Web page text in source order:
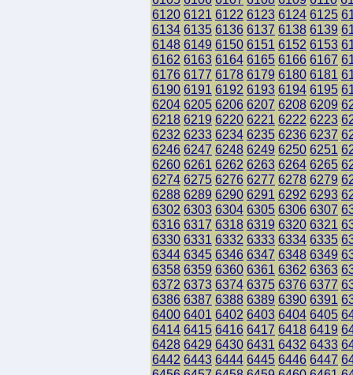
6120 6121 6122 6123 6124 6125
6134 6135 6136 6137 6138 6139
6148 6149 6150 6151 6152 6153
6162 6163 6164 6165 6166 6167
6176 6177 6178 6179 6180 6181
6190 6191 6192 6193 6194 6195
6204 6205 6206 6207 6208 6209
6218 6219 6220 6221 6222 6223
6232 6233 6234 6235 6236 6237
6246 6247 6248 6249 6250 6251
6260 6261 6262 6263 6264 6265
6274 6275 6276 6277 6278 6279
6288 6289 6290 6291 6292 6293
6302 6303 6304 6305 6306 6307
6316 6317 6318 6319 6320 6321
6330 6331 6332 6333 6334 6335
6344 6345 6346 6347 6348 6349
6358 6359 6360 6361 6362 6363
6372 6373 6374 6375 6376 6377
6386 6387 6388 6389 6390 6391
6400 6401 6402 6403 6404 6405
6414 6415 6416 6417 6418 6419
6428 6429 6430 6431 6432 6433
6442 6443 6444 6445 6446 6447